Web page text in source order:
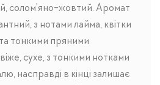
солом'яно-жовтий. Аромат
з нотами лайма, квітки
тонкими пряними
сухе, з тонкими нотками
насправді в кінці залишає